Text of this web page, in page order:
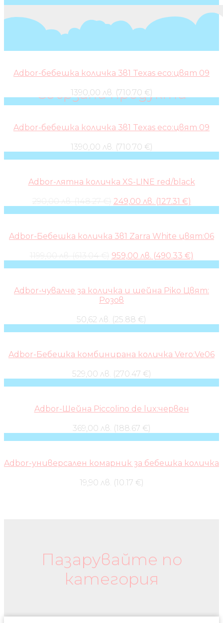
Свързани продукти
Adbor-бебешка количка 3в1 Texas eco:цвят 09
1390,00 лв. (710.70 €)
Adbor-бебешка количка 3в1 Texas eco:цвят 09
1390,00 лв. (710.70 €)
Adbor-лятна количка XS-LINE red/black
Original
249,00 лв. (127.31 €)
Adbor-Бебешка количка 3в1 Zarra White цвят:06
Original
959,00 лв. (490.33 €)
Adbor-чувалче за количка и шейна Piko Цвят:
Розов
50,62 лв. (25.88 €)
Adbor-Бебешка комбинирана количка Vero:Ve06
529,00 лв. (270.47 €)
Adbor-Шейна Piccolino de lux:червен
369,00 лв. (188.67 €)
Adbor-универсален комарник за бебешка количка
19,90 лв. (10.17 €)
Пазарувайте по
категория